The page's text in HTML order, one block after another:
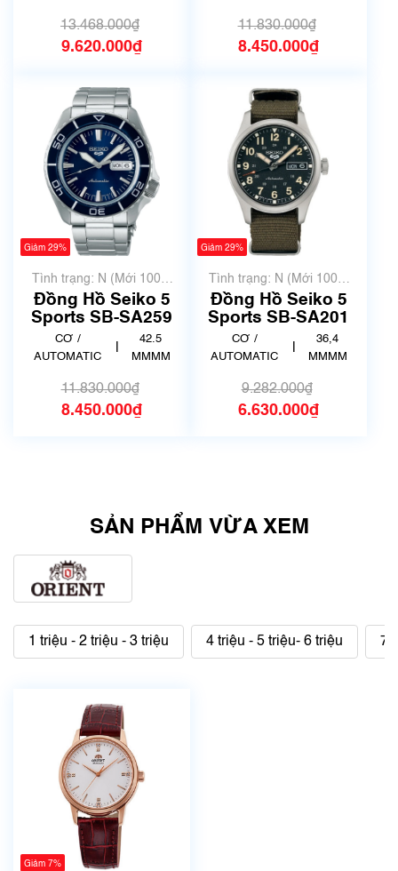
13.468.000₫
9.620.000₫
11.830.000₫
8.450.000₫
Giảm 29%
Tình trạng: N (Mới 100%
chưa qua sử dụng)
Đồng Hồ Seiko 5
Sports SB-SA259
CƠ /
AUTOMATIC
42.5
MMMM
11.830.000₫
8.450.000₫
Giảm 29%
Tình trạng: N (Mới 100%
chưa qua sử dụng)
Đồng Hồ Seiko 5
Sports SB-SA201
CƠ /
AUTOMATIC
36,4
MMMM
9.282.000₫
6.630.000₫
SẢN PHẨM VỪA XEM
1 triệu - 2 triệu - 3 triệu 4 triệu - 5 triệu- 6 triệu 7
Giảm 7%